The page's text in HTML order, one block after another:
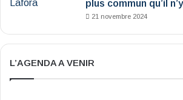
plus commun qu’il
21 novembre 2024
L’AGENDA A VENIR